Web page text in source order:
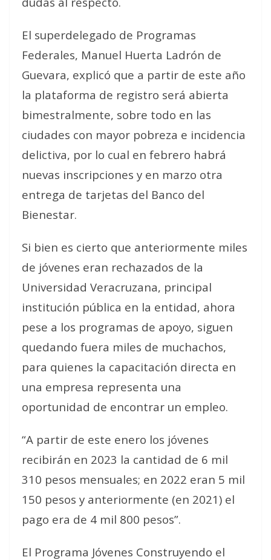
El superdelegado de Programas
Federales, Manuel Huerta Ladrón de
Guevara, explicó que a partir de este año
la plataforma de registro será abierta
bimestralmente, sobre todo en las
ciudades con mayor pobreza e incidencia
delictiva, por lo cual en febrero habrá
nuevas inscripciones y en marzo otra
entrega de tarjetas del Banco del
Bienestar.
Si bien es cierto que anteriormente miles
de jóvenes eran rechazados de la
Universidad Veracruzana, principal
institución pública en la entidad, ahora
pese a los programas de apoyo, siguen
quedando fuera miles de muchachos,
para quienes la capacitación directa en
una empresa representa una
oportunidad de encontrar un empleo.
“A partir de este enero los jóvenes
recibirán en 2023 la cantidad de 6 mil
310 pesos mensuales; en 2022 eran 5 mil
150 pesos y anteriormente (en 2021) el
pago era de 4 mil 800 pesos”.
El Programa Jóvenes Construyendo el